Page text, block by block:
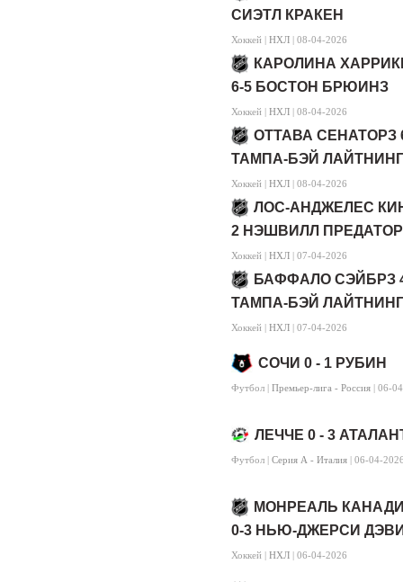
СИЭТЛ КРАКЕН
Хоккей | НХЛ | 08-04-2026
КАРОЛИНА
6-5 БОСТОН БРЮИНЗ
Хоккей | НХЛ | 08-04-2026
ОТТАВА СЕНАТОРЗ
ТАМПА-БЭЙ ЛАЙТНИНГ
Хоккей | НХЛ | 08-04-2026
ЛОС-АНДЖЕЛЕС
2 НЭШВИЛЛ
Хоккей | НХЛ | 07-04-2026
БАФФАЛО СЭЙБРЗ
ТАМПА-БЭЙ ЛАЙТНИНГ
Хоккей | НХЛ | 07-04-2026
СОЧИ 0 - 1 РУБИН
Футбол | Премьер-лига - Россия | 06-
ЛЕЧЧЕ 0 - 3
Футбол | Серия А - Италия | 06-04-
МОНРЕАЛЬ
0-3 НЬЮ-ДЖЕРСИ
Хоккей | НХЛ | 06-04-2026